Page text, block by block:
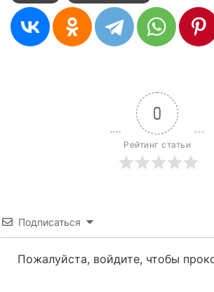
0
Рейтинг статьи
Подписаться
Пожалуйста, войдите, чтобы